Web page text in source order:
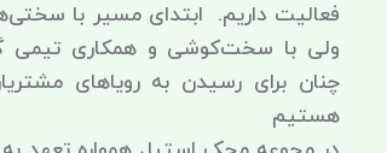
فعالیت داریم. ابتدای مسیر با
ولی با سخت‌کوشی و همکاری تیمی
چنان برای رسیدن به رویاهای
هستیم